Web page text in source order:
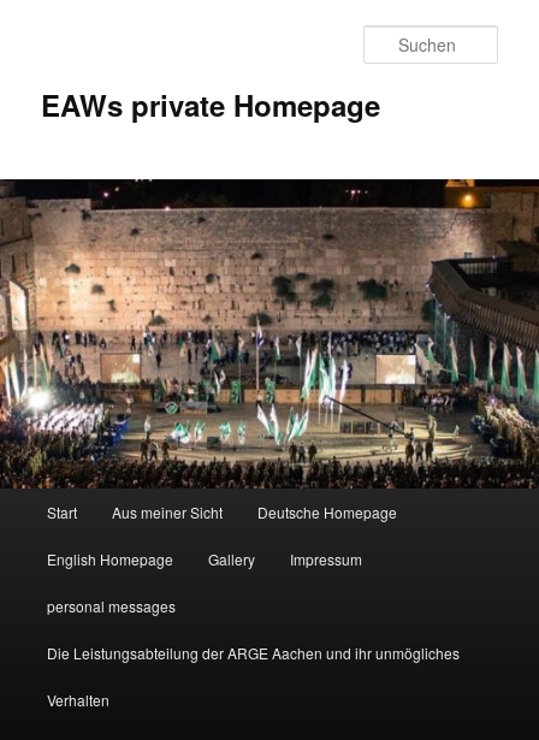
EAWs private Homepage
Start Aus meiner Sicht Deutsche Homepage
English Homepage Gallery Impressum
personal messages
Die Leistungsabteilung der ARGE Aachen und ihr unmögliches
Verhalten